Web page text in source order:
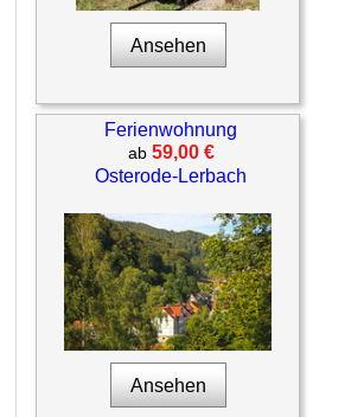
Ansehen
Ferienwohnung
ab 59,00 €
Osterode-Lerbach
Ansehen